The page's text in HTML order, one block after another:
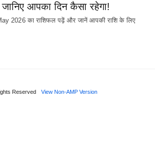
आपका दिन कैसा रहेगा!
2026 का राशिफल पढ़ें और जानें आपकी राशि के लिए
Reserved View Non-AMP Version